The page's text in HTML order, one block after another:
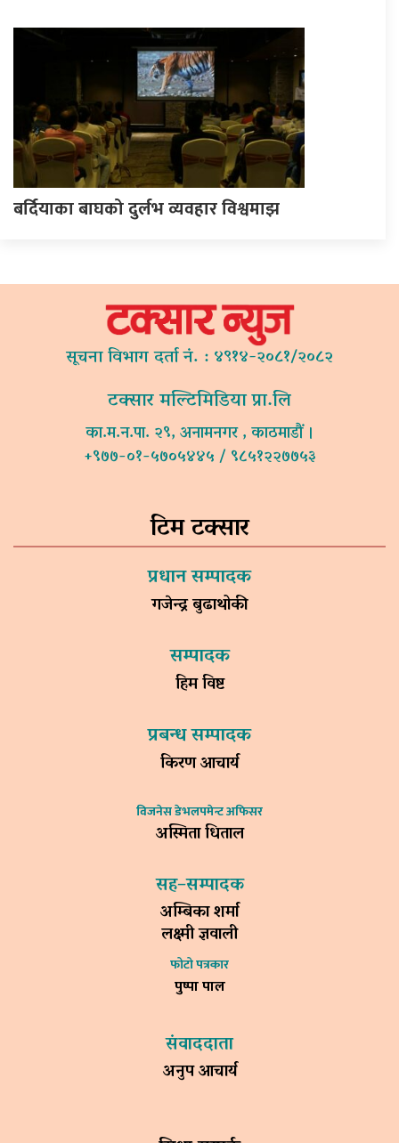
बर्दियाका बाघको दुर्लभ व्यवहार विश्वमाझ
सूचना विभाग दर्ता नं. : ४९१४-२०८१/२०८२
टक्सार मल्टिमिडिया प्रा.लि
का.म.न.पा. २९, अनामनगर , काठमाडौं ।
+९७७-०१-५७०५४४५ / ९८५१२२७७५३
टिम टक्सार
प्रधान सम्पादक
गजेन्द्र बुढाथोकी
सम्पादक
हिम विष्ट
प्रबन्ध सम्पादक
किरण आचार्य
विजनेस डेभलपमेन्ट अफिसर
अस्मिता धिताल
सह–सम्पादक
अम्बिका शर्मा
लक्ष्मी ज्ञवाली
फोटो पत्रकार
पुष्पा पाल
संवाददाता
अनुप आचार्य